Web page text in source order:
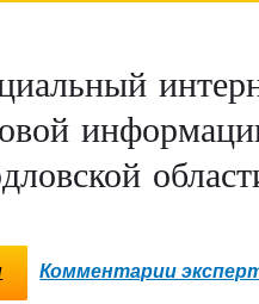
Комментарии